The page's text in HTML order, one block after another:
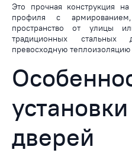
Это прочная конструкция
профиля с
пространство от улицы
традиционных стальных
превосходную
дверей